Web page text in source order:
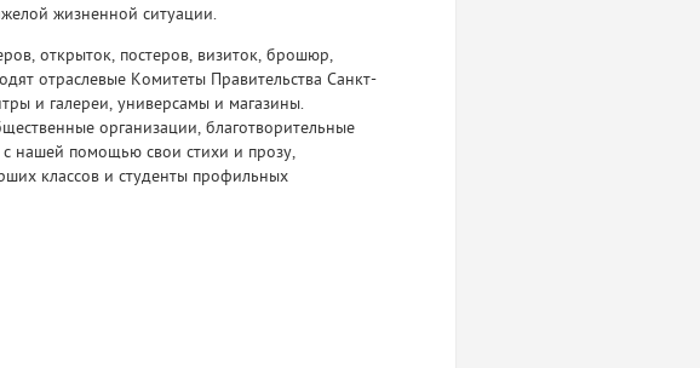
жизненной ситуации.
открыток, постеров, визиток, брошюр,
отраслевые Комитеты Правительства Санкт-
и галереи, универсамы и магазины.
организации, благотворительные
нашей помощью свои стихи и прозу,
классов и студенты профильных